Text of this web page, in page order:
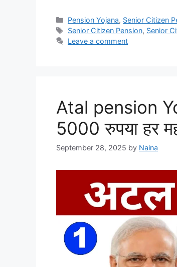
Categories
Pension Yojana, Senior Citizen
Tags
Senior Citizen Pension, Senior
Leave a comment
Atal pension
5000 रुपया हर
September 28, 2025 by Naina